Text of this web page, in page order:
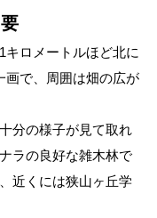
キロメートルほど北に
画で、周囲は畑の広が
分の様子が見て取れ
ラの良好な雑木林で
近くには狭山ヶ丘学